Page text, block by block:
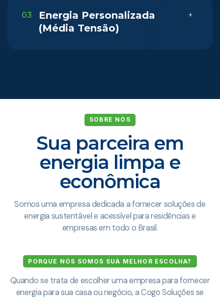
03
Energia Personalizada
(Média Tensão)
SOBRE NÓS
Sua parceira em
energia limpa e
econômica
Somos uma empresa dedicada a fornecer soluções de
energia sustentável e acessível para residências e
empresas em todo o Brasil.
PORQUE NÓS SOMOS SUA MELHOR ESCOLHA?
Quando se trata de escolher uma empresa para fornecer
energia para sua casa ou negócio, a Cogo Soluções se